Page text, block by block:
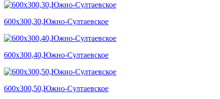
600х300,30,Южно-Султаевское
600х300,40,Южно-Султаевское
600х300,50,Южно-Султаевское